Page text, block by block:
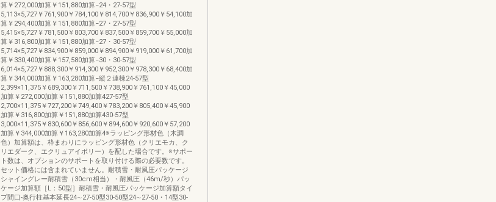
算￥272,000加算￥151,880加算−24・27-57型
5,113×5,727￥761,900￥784,100￥814,700￥836,900￥54,100加
算￥294,400加算￥151,880加算−27・27-57型
5,415×5,727￥781,500￥803,700￥837,500￥859,700￥55,000加
算￥316,800加算￥151,880加算−27・30-57型
5,714×5,727￥834,900￥859,000￥894,900￥919,000￥61,700加
算￥330,400加算￥157,580加算−30・30-57型
6,014×5,727￥888,300￥914,300￥952,300￥978,300￥68,400加
算￥344,000加算￥163,280加算−縦２連棟24-57型
2,399×11,375￥689,300￥711,500￥738,900￥761,100￥45,000
加算￥272,000加算￥151,880加算427-57型
2,700×11,375￥727,200￥749,400￥783,200￥805,400￥45,900
加算￥316,800加算￥151,880加算430-57型
3,000×11,375￥830,600￥856,600￥894,600￥920,600￥57,200
加算￥344,000加算￥163,280加算4※ラッピング形材色（木調
色）加算額は、枠まわりにラッピング形材色（クリエモカ、ク
リエダーク、エクリュアイボリー）を配した場合です。※サポー
ト数は、オプションのサポートを取り付ける際の必要数です。
セット価格には含まれていません。耐積雪・耐風圧パッケージ
シャイングレー耐積雪（30cm相当）・耐風圧（46m/秒）パッ
ケージ加算額［L：50型］耐積雪・耐風圧パッケージ加算額タイ
プ間口-奥行柱基本延長24∼27-50型30-50型24∼27-50・14型30-